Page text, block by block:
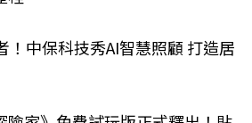
！中保科技秀AI智慧照顧 打造居